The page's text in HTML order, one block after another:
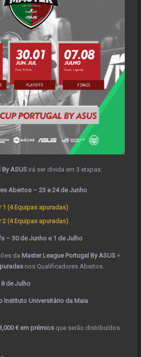
ASUS irá ser divida em 3 etapas:
Abertos – 23 e 24 de Junho
1 (4 Equipas apuradas)
2 (4 Equipas apuradas)
– 30 de Junho e 1 de Julho
da Master League Portugal By ASUS +
nos Qualificadores Abertos.
8 de Julho
Instituto Universitário da Maia
€ em prémios que serão distribuídos